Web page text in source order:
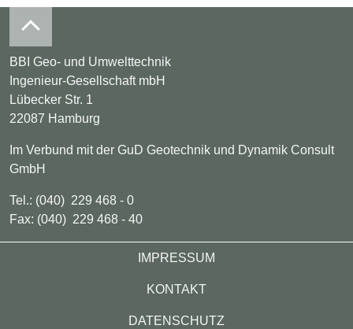
BBI Geo- und Umwelttechnik
Ingenieur-Gesellschaft mbH
Lübecker Str. 1
22087 Hamburg
Im Verbund mit der GuD Geotechnik und Dynamik Consult
GmbH
Tel.: (040) 229 468 - 0
Fax: (040) 229 468 - 40
FooterIMPRESSUM
KONTAKT
DATENSCHUTZ